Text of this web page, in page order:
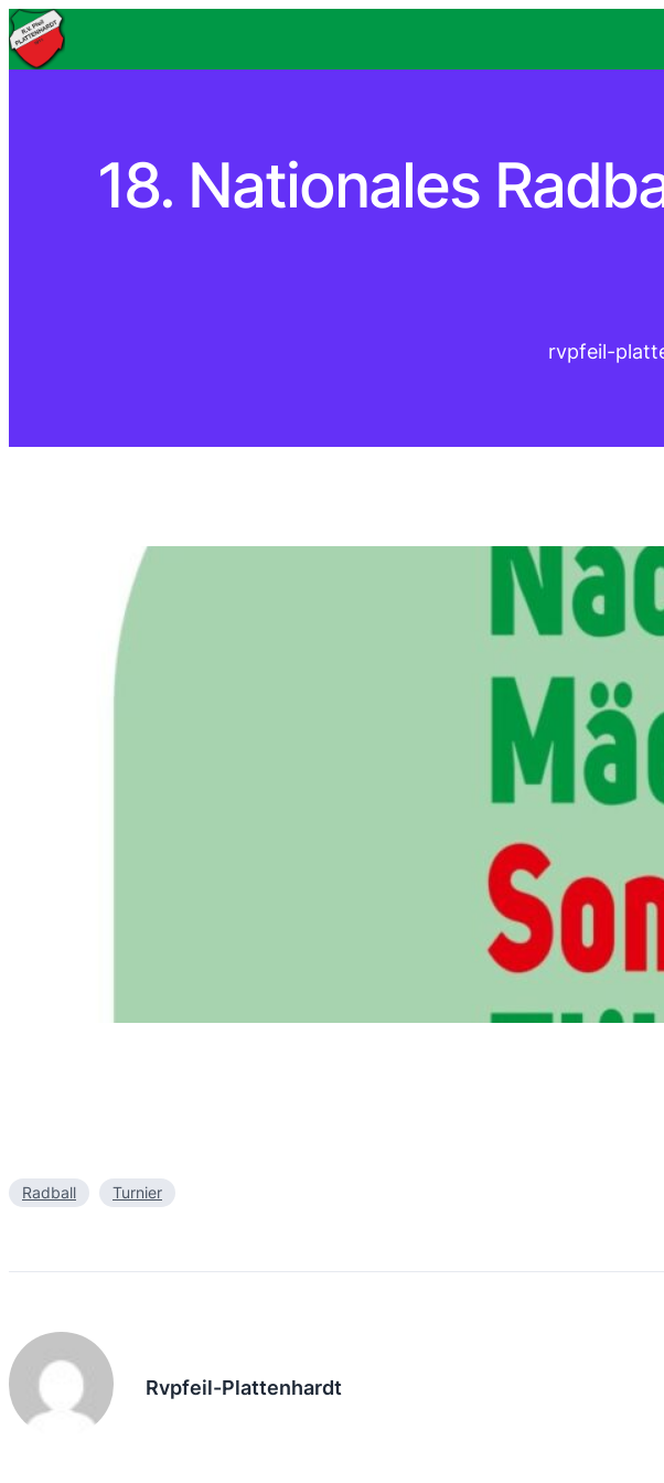
18. Nationales
rvpfeil-
Radball Turnier
Rvpfeil-Plattenhardt